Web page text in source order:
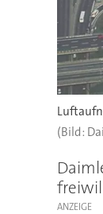
(Bild:
ANZEIGE